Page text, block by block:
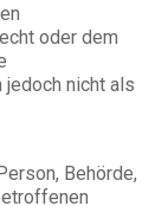
oder dem
nicht als
Behörde,